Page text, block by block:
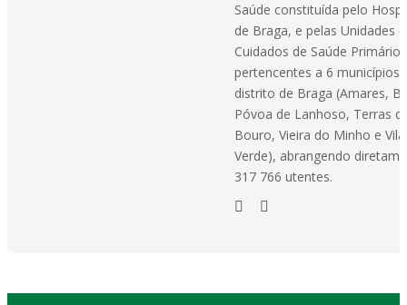
Saúde constituída pelo
de Braga, e pelas Unidades
Cuidados de Saúde Primários
pertencentes a 6 municípios
distrito de Braga (Amares,
Póvoa de Lanhoso, Terras
Bouro, Vieira do Minho e Vila
Verde), abrangendo
317 766 utentes.